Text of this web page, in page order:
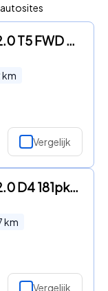
Volvo XC70 - 2.0 T5 FWD Polar+ | Leder | Trekhaak | NAP | Cruise
km
Vergelijk
Volvo XC70 - 2.0 D4 181pk FWD Polar+ Automaat / Trekhaak / 19"LM / Schuif
km
Vergelijk